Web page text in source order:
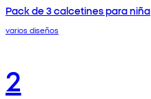
Pack de 3 calcetines para niña
varios diseños
2